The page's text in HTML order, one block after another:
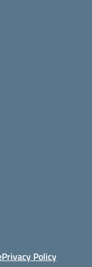
Privacy Policy